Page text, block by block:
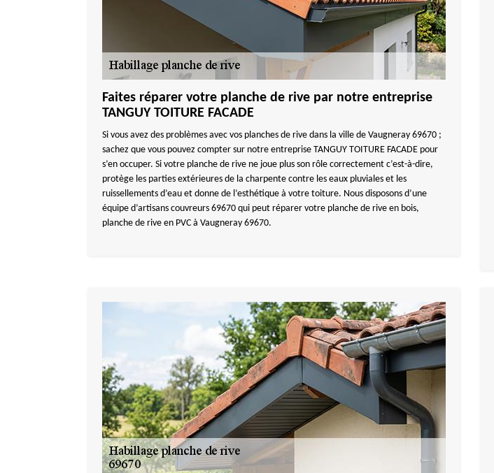
Faites réparer votre planche de rive par notre entreprise
TANGUY TOITURE FACADE
Si vous avez des problèmes avec vos planches de rive dans la ville de Vaugneray 69670 ;
sachez que vous pouvez compter sur notre entreprise TANGUY TOITURE FACADE pour
s’en occuper. Si votre planche de rive ne joue plus son rôle correctement c’est-à-dire,
protège les parties extérieures de la charpente contre les eaux pluviales et les
ruissellements d’eau et donne de l’esthétique à votre toiture. Nous disposons d’une
équipe d’artisans couvreurs 69670 qui peut réparer votre planche de rive en bois,
planche de rive en PVC à Vaugneray 69670.